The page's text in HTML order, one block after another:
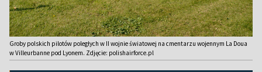
Groby polskich pilotów poległych w II wojnie światowej na cmentarzu wojennym La Doua
w Villeurbanne pod Lyonem. Zdjęcie: polishairforce.pl